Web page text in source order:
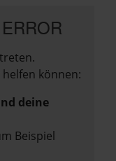
können:
deine
Beispiel